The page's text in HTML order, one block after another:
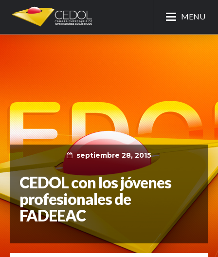
MENU
septiembre 28, 2015
CEDOL con los jóvenes
profesionales de
FADEEAC